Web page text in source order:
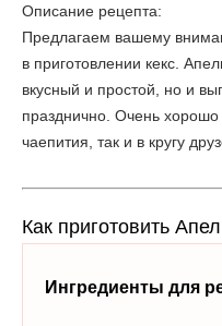
Описание рецепта:
Предлагаем вашему
в приготовлении кекс.
вкусный и простой, но и
празднично. Очень
чаепития, так и в кругу
Как приготовить
Ингредиенты для